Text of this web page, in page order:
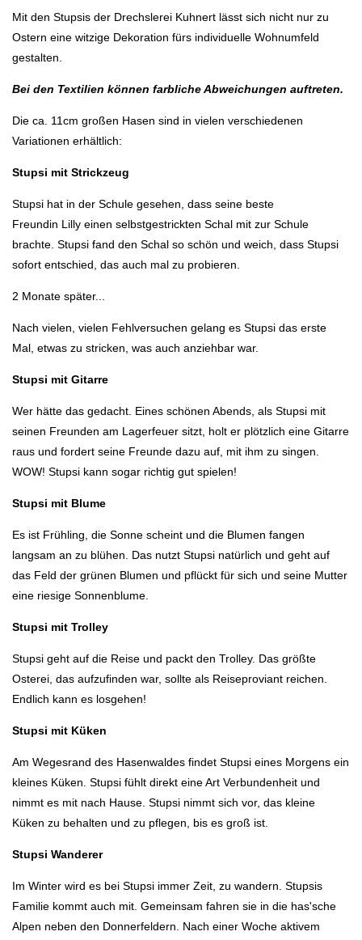
Mit den Stupsis der Drechslerei Kuhnert lässt sich nicht nur zu
Ostern eine witzige Dekoration fürs individuelle Wohnumfeld
gestalten.
Bei den Textilien können farbliche Abweichungen auftreten.
Die ca. 11cm großen Hasen sind in vielen verschiedenen
Variationen erhältlich:
Stupsi mit Strickzeug
Stupsi hat in der Schule gesehen, dass seine beste
Freundin Lilly einen selbstgestrickten Schal mit zur Schule
brachte. Stupsi fand den Schal so schön und weich, dass Stupsi
sofort entschied, das auch mal zu probieren.
2 Monate später...
Nach vielen, vielen Fehlversuchen gelang es Stupsi das erste
Mal, etwas zu stricken, was auch anziehbar war.
Stupsi mit Gitarre
Wer hätte das gedacht. Eines schönen Abends, als Stupsi mit
seinen Freunden am Lagerfeuer sitzt, holt er plötzlich eine Gitarre
raus und fordert seine Freunde dazu auf, mit ihm zu singen.
WOW! Stupsi kann sogar richtig gut spielen!
Stupsi mit Blume
Es ist Frühling, die Sonne scheint und die Blumen fangen
langsam an zu blühen. Das nutzt Stupsi natürlich und geht auf
das Feld der grünen Blumen und pflückt für sich und seine Mutter
eine riesige Sonnenblume.
Stupsi mit Trolley
Stupsi geht auf die Reise und packt den Trolley. Das größte
Osterei, das aufzufinden war, sollte als Reiseproviant reichen.
Endlich kann es losgehen!
Stupsi mit Küken
Am Wegesrand des Hasenwaldes findet Stupsi eines Morgens ein
kleines Küken. Stupsi fühlt direkt eine Art Verbundenheit und
nimmt es mit nach Hause. Stupsi nimmt sich vor, das kleine
Küken zu behalten und zu pflegen, bis es groß ist.
Stupsi Wanderer
Im Winter wird es bei Stupsi immer Zeit, zu wandern. Stupsis
Familie kommt auch mit. Gemeinsam fahren sie in die has'sche
Alpen neben den Donnerfeldern. Nach einer Woche aktivem